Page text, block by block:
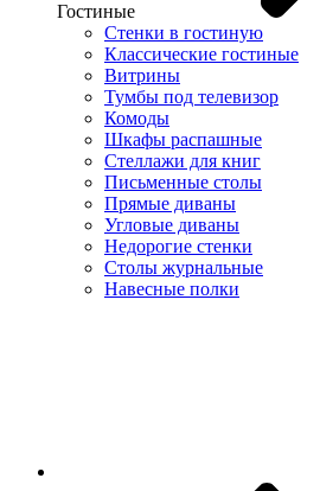
Гостиные
Стенки в гостиную
Классические гостиные
Витрины
Тумбы под телевизор
Комоды
Шкафы распашные
Стеллажи для книг
Письменные столы
Прямые диваны
Угловые диваны
Недорогие стенки
Столы журнальные
Навесные полки